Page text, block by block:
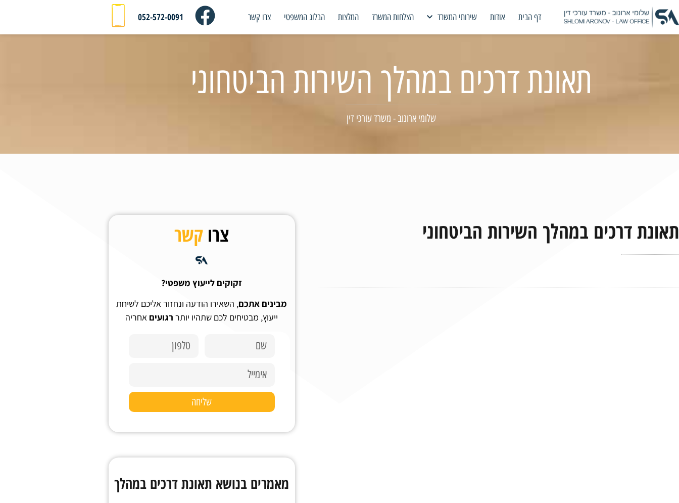
דף הבית אודות שירותי המשרד הצלחות המשרד המלצות הבלוג המשפטי צרו קשר 052-572-0091
תאונת דרכים במהלך השירות הביטחוני
שלומי ארונוב - משרד עורכי דין
תאונת דרכים במהלך השירות הביטחוני צרו קשר
זקוקים לייעוץ משפטי?
מבינים אתכם, השאירו הודעה ונחזור אליכם לשיחת
ייעוץ, מבטיחים לכם שתהיו יותר רגועים אחריה
שליחה
מאמרים בנושא תאונת דרכים במהלך